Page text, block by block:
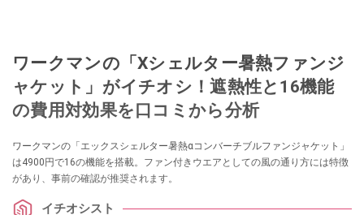
ワークマンの「Xシェルター暑熱ファンジ
ャケット」がイチオシ！遮熱性と16機能
の費用対効果を口コミから分析
ワークマンの「エックスシェルター暑熱αコンバーチブルファンジャケット」
は4900円で16の機能を搭載。ファン付きウエアとしての風の通り方には特徴
があり、事前の確認が推奨されます。
イチオシスト